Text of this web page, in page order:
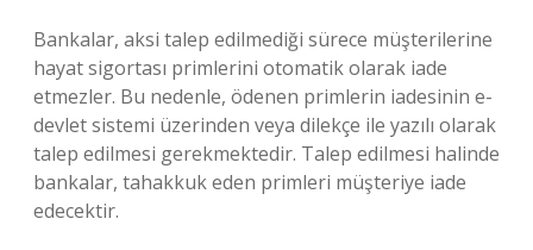
Bankalar, aksi talep edilmediği sürece müşterilerine
hayat sigortası primlerini otomatik olarak iade
etmezler. Bu nedenle, ödenen primlerin iadesinin e-
devlet sistemi üzerinden veya dilekçe ile yazılı olarak
talep edilmesi gerekmektedir. Talep edilmesi halinde
bankalar, tahakkuk eden primleri müşteriye iade
edecektir.